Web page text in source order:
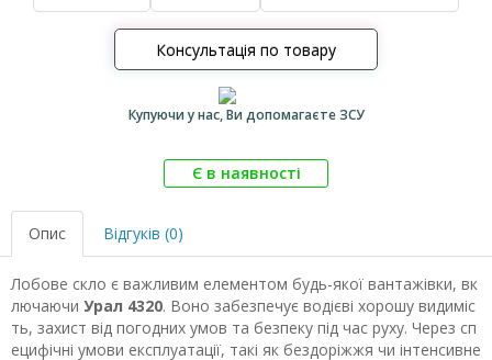
Консультація по товару
Купуючи у нас, Ви допомагаєте ЗСУ
Є в наявності
Опис Відгуків (0)
Лобове скло є важливим елементом будь-якої вантажівки, вк
лючаючи Урал 4320. Воно забезпечує водієві хорошу видиміс
ть, захист від погодних умов та безпеку під час руху. Через сп
ецифічні умови експлуатації, такі як бездоріжжя чи інтенсивне